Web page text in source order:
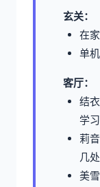
玄关：
在
单
客厅：
结
学
莉
几
美